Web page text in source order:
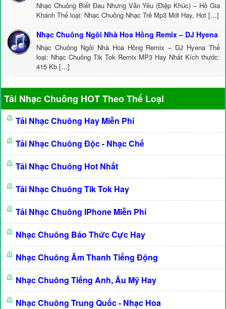
Nhạc Chuông Biết Đau Nhưng Vẫn Yêu (Điệp Khúc) – Hồ Gia
Khánh Thể loại: Nhạc Chuông Nhạc Trẻ Mp3 Mới Hay, Hot […]
Nhạc Chuông Ngôi Nhà Hoa Hồng Remix – DJ Hyena
Nhạc Chuông Ngôi Nhà Hoa Hồng Remix – DJ Hyena Thể
loại: Nhạc Chuông Tik Tok Remix MP3 Hay Nhất Kích thước:
415 Kb […]
Tải Nhạc Chuông HOT Theo Thể Loại
Tải Nhạc Chuông Hay Miễn Phí
Tải Nhạc Chuông Độc - Nhạc Chế
Tải Nhạc Chuông Hot Nhất
Tải Nhạc Chuông Tik Tok Hay
Tải Nhạc Chuông IPhone Miễn Phí
Nhạc Chuông Báo Thức Cực Hay
Nhạc Chuông Âm Thanh Tiếng Động
Nhạc Chuông Tiếng Anh, Âu Mỹ Hay
Nhạc Chuông Trung Quốc - Nhạc Hoa